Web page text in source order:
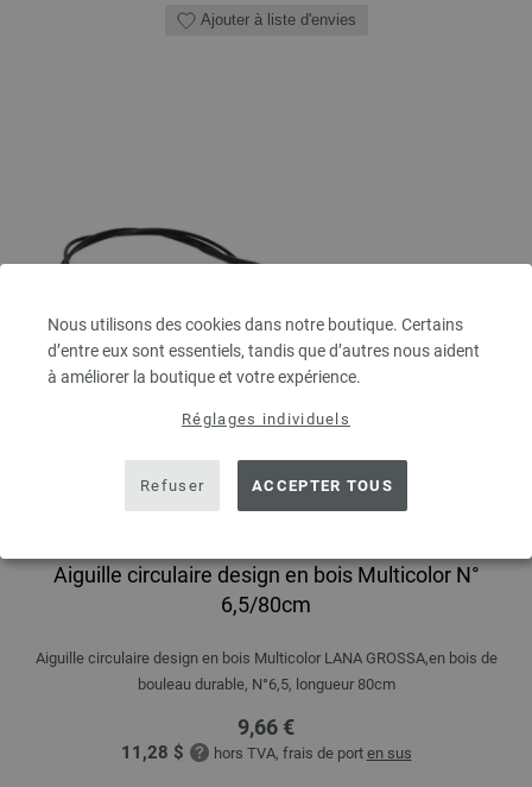
Nous utilisons des cookies dans notre boutique. Certains
d’entre eux sont essentiels, tandis que d’autres nous aident
à améliorer la boutique et votre expérience.
Réglages individuels
Refuser ACCEPTER TOUS
Ajouter à liste d'envies
Aiguille circulaire design en bois Multicolor N°
6,5/80cm
Aiguille circulaire design en bois Multicolor LANA GROSSA,en bois de
bouleau durable, N°6,5, longueur 80cm
9,66 €
11,28 $ hors TVA, frais de port en sus